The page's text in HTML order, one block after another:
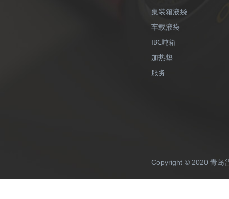
集装箱液袋
车载液袋
IBC吨箱
加热垫
服务
Copyright © 2020 青岛